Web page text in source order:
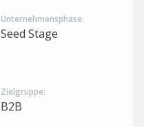
Unternehmensphase:
Seed Stage
Zielgruppe:
B2B